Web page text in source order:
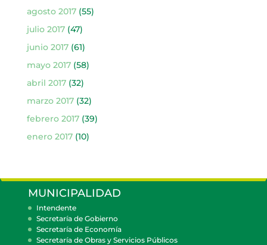
agosto 2017(55)
julio 2017(47)
junio 2017(61)
mayo 2017(58)
abril 2017(32)
marzo 2017(32)
febrero 2017(39)
enero 2017(10)
MUNICIPALIDAD
Intendente
Secretaría de Gobierno
Secretaría de Economía
Secretaría de Obras y Servicios Públicos